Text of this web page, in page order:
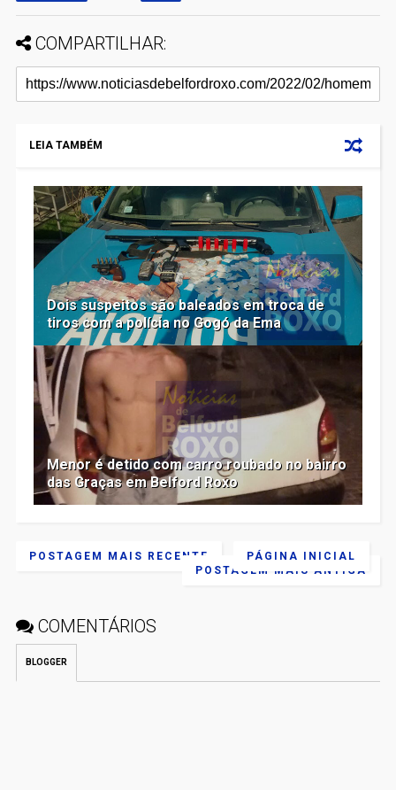
COMPARTILHAR:
LEIA TAMBÉM
Dois suspeitos são baleados em troca de
tiros com a polícia no Gogó da Ema
Menor é detido com carro roubado no bairro
das Graças em Belford Roxo
POSTAGEM MAIS RECENTE
POSTAGEM MAIS ANTIGA
PÁGINA INICIAL
COMENTÁRIOS
BLOGGER